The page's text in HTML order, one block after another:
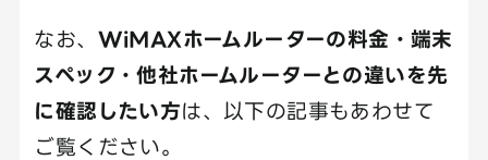
なお、 WiMAXホームルーターの料金・端末
スペック・他社ホームルーターとの違いを先
に確認したい方は、以下の記事もあわせて
ご覧ください。